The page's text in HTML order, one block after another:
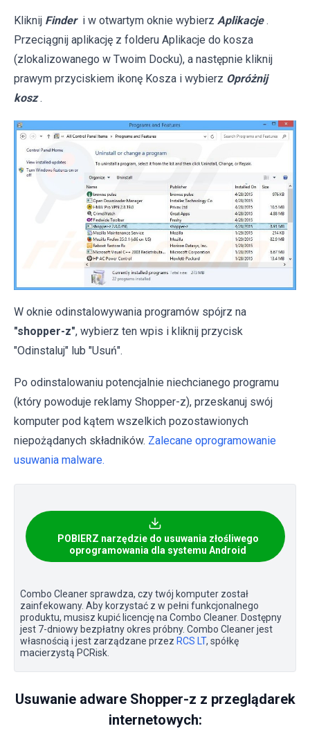
Kliknij Finder i w otwartym oknie wybierz Aplikacje .
Przeciągnij aplikację z folderu Aplikacje do kosza
(zlokalizowanego w Twoim Docku), a następnie kliknij
prawym przyciskiem ikonę Kosza i wybierz Opróżnij
kosz .
W oknie odinstalowywania programów spójrz na
"shopper-z", wybierz ten wpis i kliknij przycisk
"Odinstaluj" lub "Usuń".
Po odinstalowaniu potencjalnie niechcianego programu
(który powoduje reklamy Shopper-z), przeskanuj swój
komputer pod kątem wszelkich pozostawionych
niepożądanych składników. Zalecane oprogramowanie
usuwania malware.
POBIERZ narzędzie do usuwania złośliwego
oprogramowania dla systemu Android
Combo Cleaner sprawdza, czy twój komputer został
zainfekowany. Aby korzystać z w pełni funkcjonalnego
produktu, musisz kupić licencję na Combo Cleaner. Dostępny
jest 7-dniowy bezpłatny okres próbny. Combo Cleaner jest
własnością i jest zarządzane przez RCS LT, spółkę
macierzystą PCRisk.
Usuwanie adware Shopper-z z przeglądarek
internetowych: